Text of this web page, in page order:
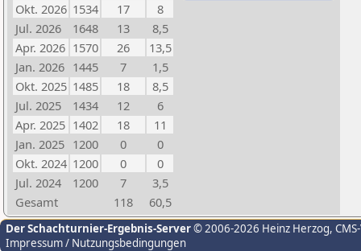
Okt. 2026 1534 17
8
Jul. 2026
1648 13
8,5
Apr. 2026 1570 26
13,5
Jan. 2026 1445 7
1,5
Okt. 2025 1485 18
8,5
Jul. 2025
1434 12
6
Apr. 2025 1402 18
11
Jan. 2025 1200 0
0
Okt. 2024 1200 0
0
Jul. 2024
1200 7
3,5
Gesamt
118 60,5
Der Schachturnier-Ergebnis-Server© 2006-2026 Heinz Herzog,
Impressum / Nutzungsbedingungen